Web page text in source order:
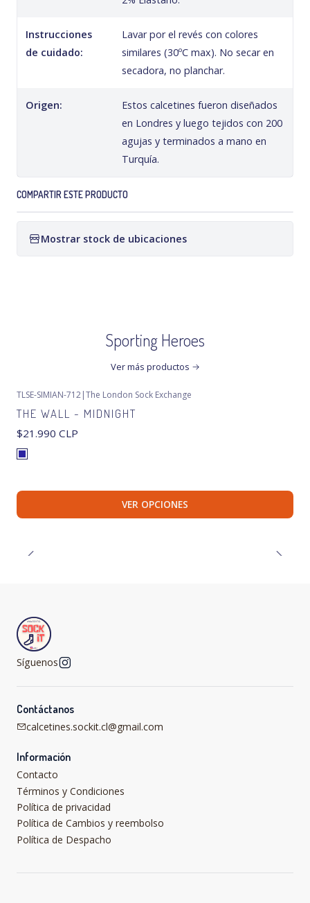
Instrucciones
de cuidado:
Lavar por el revés con colores
similares (30ºC max). No secar en
secadora, no planchar.
Origen:
Estos calcetines fueron diseñados
en Londres y luego tejidos con 200
agujas y terminados a mano en
Turquía.
COMPARTIR ESTE PRODUCTO
Mostrar stock de ubicaciones
Sporting Heroes
Ver más productos
TLSE-SIMIAN-712|The London Sock Exchange
THE WALL - MIDNIGHT
$21.990 CLP
VER OPCIONES
Síguenos
Contáctanos
calcetines.sockit.cl@gmail.com
Información
Contacto
Términos y Condiciones
Política de privacidad
Política de Cambios y reembolso
Política de Despacho